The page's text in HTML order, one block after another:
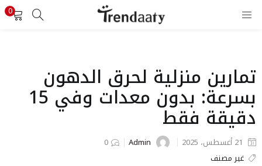
0
تمارين منزلية لحرق الدهون
بسرعة: بدون معدات وفي 15
دقيقة فقط
21 أغسطس، 2025 Admin
0
غير مصنف
تذكرني